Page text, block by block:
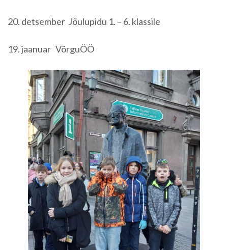
20. detsember Jõulupidu 1. – 6. klassile
19. jaanuar VõrguÖÖ